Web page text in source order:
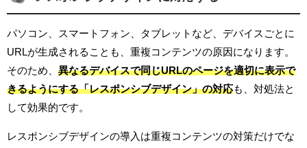
パソコン、スマートフォン、タブレットなど、デバイスごとに
URLが生成されることも、重複コンテンツの原因になります。
そのため、 異なるデバイスで同じURLのページを適切に表示で
きるようにする「レスポンシブデザイン」の対応も、対処法と
して効果的です。
レスポンシブデザインの導入は重複コンテンツの対策だけでな